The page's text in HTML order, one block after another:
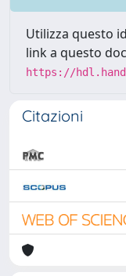
Utilizza questo
link a questo
https://
Citazioni